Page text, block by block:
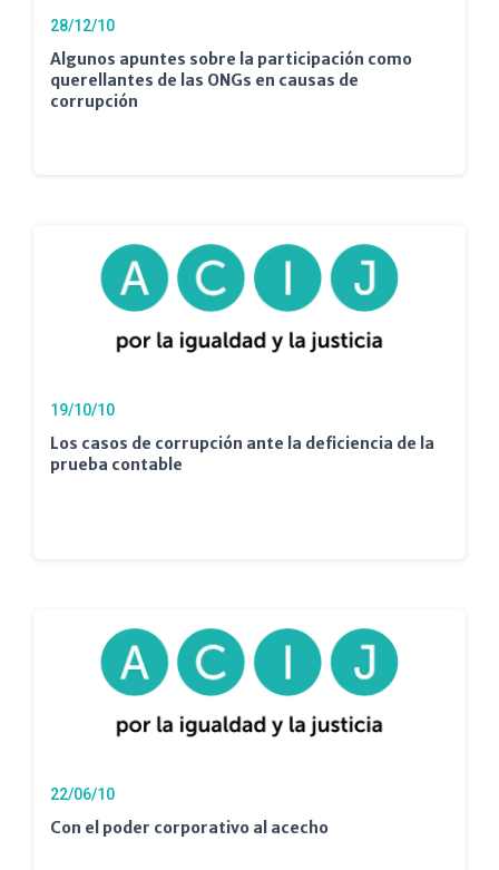
28/12/10
Algunos apuntes sobre la participación como
querellantes de las ONGs en causas de
corrupción
19/10/10
Los casos de corrupción ante la deficiencia de la
prueba contable
22/06/10
Con el poder corporativo al acecho